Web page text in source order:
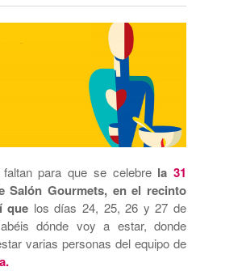
para que se celebrela 31
Salón Gourmets, en el recinto
que los días 24, 25, 26 y 27 de
dónde voy a estar, donde
varias personas del equipo de